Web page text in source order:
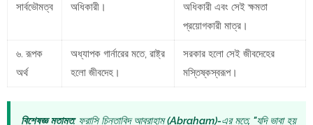
সার্বভৌমত্ব
অধিকারী।
অধিকারী এবং সেই ক্ষমতা
প্রয়োগকারী মাত্র।
৬. রূপক
অর্থ
অধ্যাপক গার্নারের মতে, রাষ্ট্র
হলো জীবদেহ।
সরকার হলো সেই জীবদেহের
মস্তিষ্কস্বরূপ।
বিশেষজ্ঞ মতামত:ফরাসি চিন্তাবিদ আব্রাহাম (Abraham)-এর মতে, "যদি ভাবা হয়